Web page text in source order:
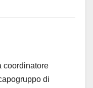
coordinatore
di